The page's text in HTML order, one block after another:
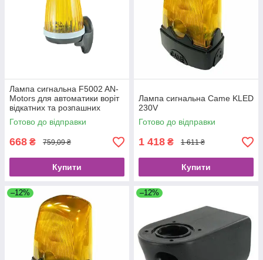
Лампа сигнальна F5002 AN-
Motors для автоматики воріт
відкатних та розпашних
Готово до відправки
668 ₴ 759,09 ₴
Купити
Лампа сигнальна Came KLED
230V
Готово до відправки
1 418 ₴ 1 611 ₴
Купити
–12% –12%